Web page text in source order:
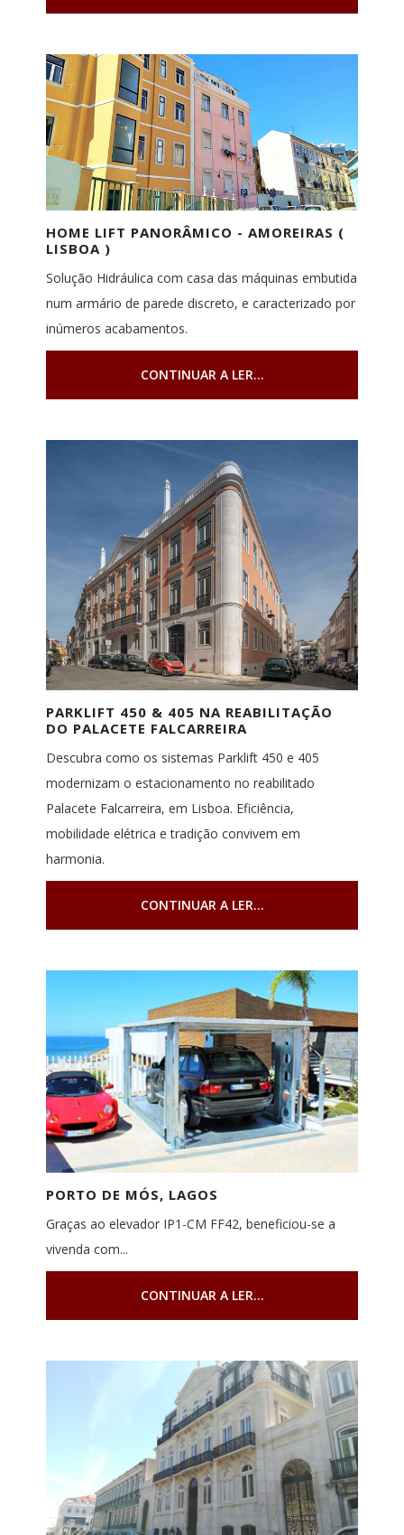
HOME LIFT PANORÂMICO - AMOREIRAS (
LISBOA )
Solução Hidráulica com casa das máquinas embutida
num armário de parede discreto, e caracterizado por
inúmeros acabamentos.
CONTINUAR A LER...
PARKLIFT 450 & 405 NA REABILITAÇÃO
DO PALACETE FALCARREIRA
Descubra como os sistemas Parklift 450 e 405
modernizam o estacionamento no reabilitado
Palacete Falcarreira, em Lisboa. Eficiência,
mobilidade elétrica e tradição convivem em
harmonia.
CONTINUAR A LER...
PORTO DE MÓS, LAGOS
Graças ao elevador IP1-CM FF42, beneficiou-se a
vivenda com...
CONTINUAR A LER...